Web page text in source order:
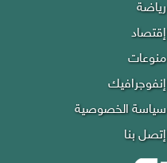
رياضة
إقتصاد
منوعات
إنفوجرافيك
سياسة الخصوصية
إتصل بنا